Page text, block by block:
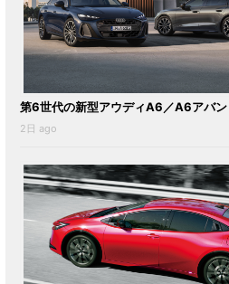
第6世代の新型アウディA6／A6アバ
2日 ago